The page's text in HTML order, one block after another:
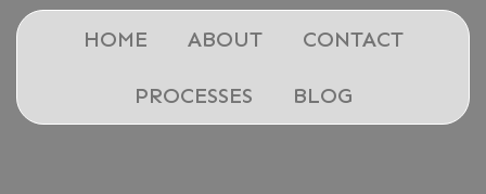
HOME ABOUT CONTACT
PROCESSES BLOG